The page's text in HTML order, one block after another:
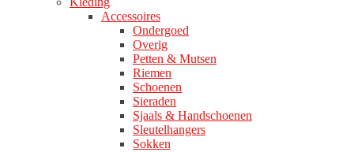
Accessoires
Ondergoed
Overig
Petten & Mutsen
Riemen
Schoenen
Sieraden
Sjaals & Handschoenen
Sleutelhangers
Sokken